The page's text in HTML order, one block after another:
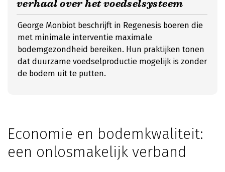
verhaal over het voedselsysteem
George Monbiot beschrijft in Regenesis boeren die
met minimale interventie maximale
bodemgezondheid bereiken. Hun praktijken tonen
dat duurzame voedselproductie mogelijk is zonder
de bodem uit te putten.
Economie en bodemkwaliteit:
een onlosmakelijk verband